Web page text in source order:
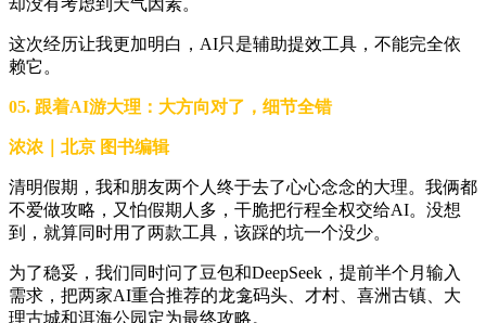
却没有考虑到天气因素。
这次经历让我更加明白，AI只是辅助提效工具，不能完全依
赖它。
05. 跟着AI游大理：大方向对了，细节全错
浓浓｜北京 图书编辑
清明假期，我和朋友两个人终于去了心心念念的大理。我俩都
不爱做攻略，又怕假期人多，干脆把行程全权交给AI。没想
到，就算同时用了两款工具，该踩的坑一个没少。
为了稳妥，我们同时问了豆包和DeepSeek，提前半个月输入
需求，把两家AI重合推荐的龙龛码头、才村、喜洲古镇、大
理古城和洱海公园定为最终攻略。